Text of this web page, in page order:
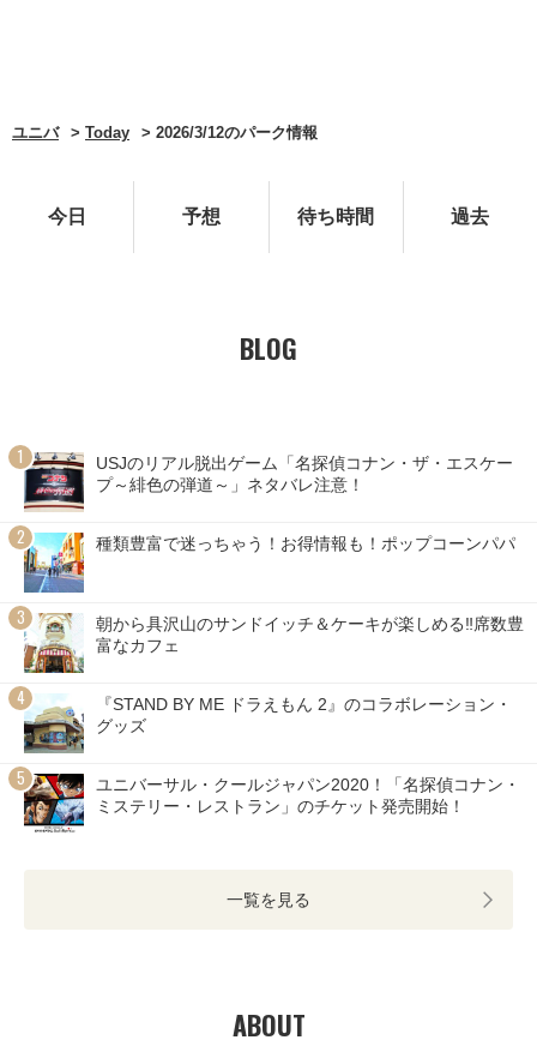
ユニバ Today 2026/3/12のパーク情報
今日 予想 待ち時間 過去
BLOG
USJのリアル脱出ゲーム「名探偵コナン・ザ・エスケー
プ～緋色の弾道～」ネタバレ注意！
種類豊富で迷っちゃう！お得情報も！ポップコーンパパ
朝から具沢山のサンドイッチ＆ケーキが楽しめる‼席数豊
富なカフェ
『STAND BY ME ドラえもん 2』のコラボレーション・
グッズ
ユニバーサル・クールジャパン2020！「名探偵コナン・
ミステリー・レストラン」のチケット発売開始！
一覧を見る
ABOUT